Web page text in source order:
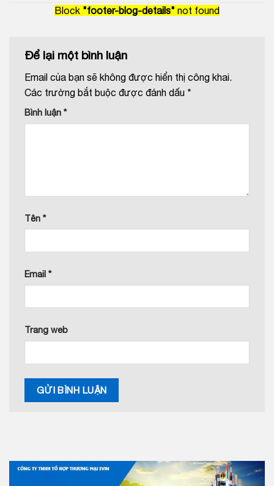
Block "footer-blog-details" not found
Để lại một bình luận
Email của bạn sẽ không được hiển thị công khai.
Các trường bắt buộc được đánh dấu *
Bình luận *
Tên *
Email *
Trang web